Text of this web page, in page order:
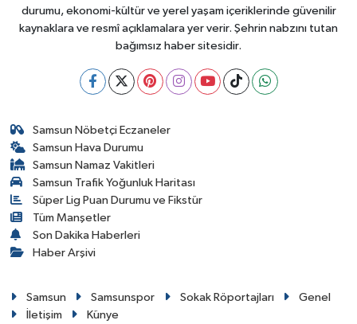
durumu, ekonomi-kültür ve yerel yaşam içeriklerinde güvenilir
kaynaklara ve resmî açıklamalara yer verir. Şehrin nabzını tutan
bağımsız haber sitesidir.
Samsun Nöbetçi Eczaneler
Samsun Hava Durumu
Samsun Namaz Vakitleri
Samsun Trafik Yoğunluk Haritası
Süper Lig Puan Durumu ve Fikstür
Tüm Manşetler
Son Dakika Haberleri
Haber Arşivi
Samsun Samsunspor Sokak Röportajları
Genel
İletişim
Künye